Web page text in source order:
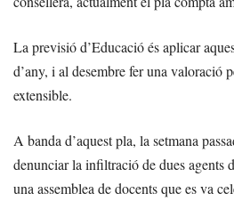
La previsió d’Educació és aplicar
d’any, i al desembre fer una valoració
extensible.
A banda d’aquest pla, la setmana
denunciar la infiltració de dues agents
una assemblea de docents que es va